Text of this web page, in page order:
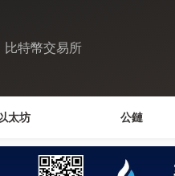
比特幣交易所
以太坊 公鏈